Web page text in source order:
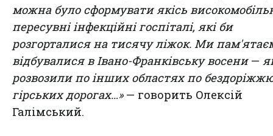
можна було сформувати якісь
пересувні інфекційні госпіталі, які би
розгорталися на тисячу ліжок. Ми
відбувалися в Івано-Франківську восени —
розвозили по інших областях по
гірських дорогах…»— говорить Олексій
Галімський.